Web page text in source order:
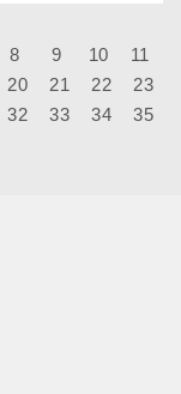
8 9 10
11
20 21 22
23
32 33 34
35